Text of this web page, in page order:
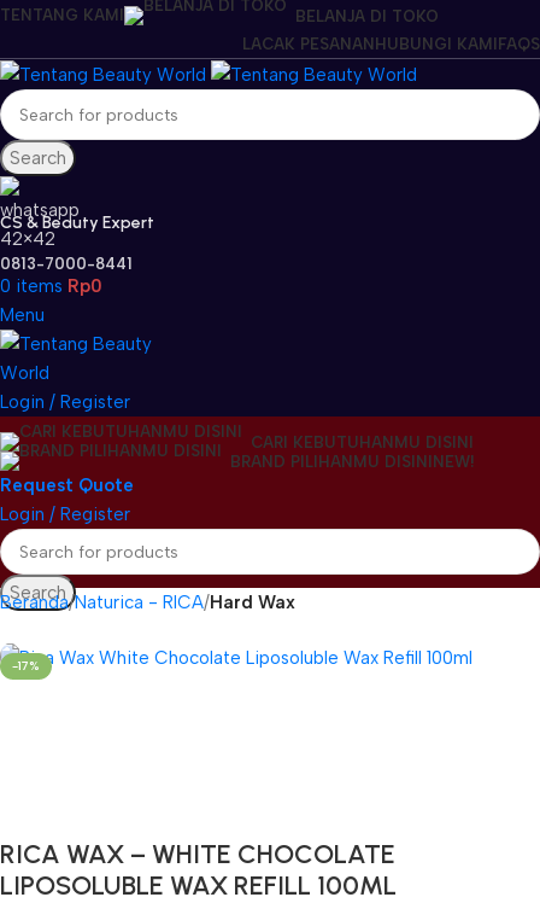
TENTANG KAMI
BELANJA DI TOKO
LACAK PESANAN HUBUNGI KAMI FAQS
Search
CS & Beauty Expert
0813-7000-8441
0 items Rp0
Menu
Login / Register
CARI KEBUTUHANMU DISINI
BRAND PILIHANMU DISINI
NEW!
Request Quote
Login / Register
Search
Beranda Naturica - RICA Hard Wax
-17%
RICA WAX – WHITE CHOCOLATE
LIPOSOLUBLE WAX REFILL 100ML